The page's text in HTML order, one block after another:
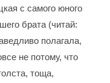
с самого юного
брата (читай:
полагала,
не потому, что
тоща,